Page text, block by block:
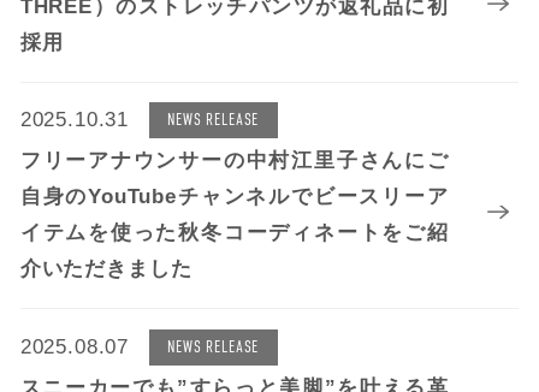
THREE）のストレッチパンツが返礼品に初
採用
2025.10.31 NEWS RELEASE
フリーアナウンサーの中村江里子さんにご
自身のYouTubeチャンネルでビースリーア
イテムを使った秋冬コーディネートをご紹
介いただきました
2025.08.07 NEWS RELEASE